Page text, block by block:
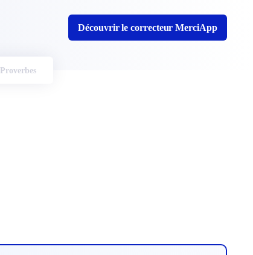
Découvrir le correcteur MerciApp
Proverbes